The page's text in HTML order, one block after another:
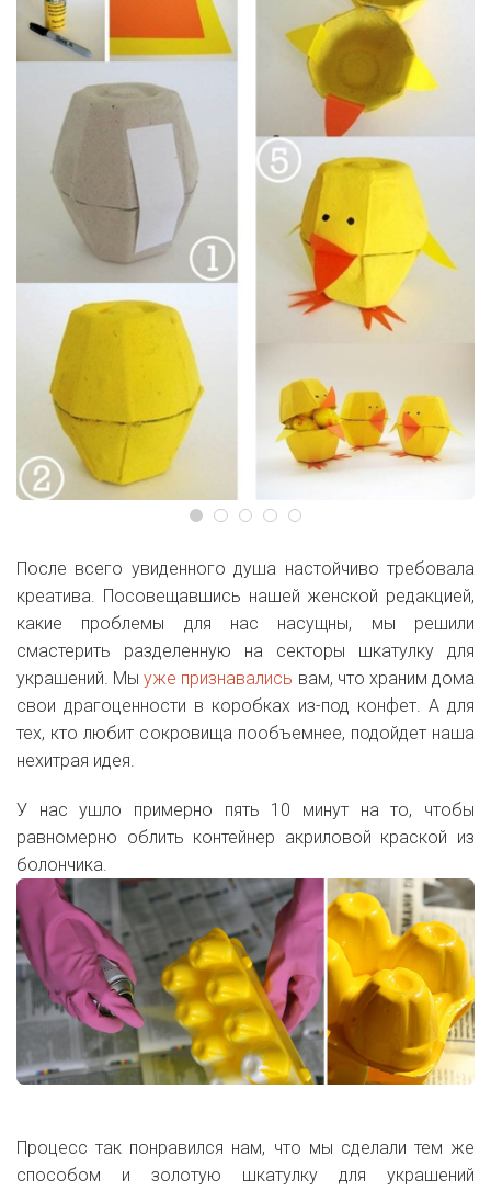
После всего увиденного душа настойчиво требовала
креатива. Посовещавшись нашей женской редакцией,
какие проблемы для нас насущны, мы решили
смастерить разделенную на секторы шкатулку для
украшений. Мыуже признавались вам, что храним дома
свои драгоценности в коробках из-под конфет. А для
тех, кто любит сокровища пообъемнее, подойдет наша
нехитрая идея.
У нас ушло примерно пять 10 минут на то, чтобы
равномерно облить контейнер акриловой краской из
болончика.
Процесс так понравился нам, что мы сделали тем же
способом и золотую шкатулку для украшений